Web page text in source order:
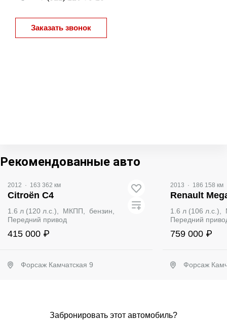
Заказать звонок
Рекомендованные авто
2012 · 163 362 км
Citroën C4
1.6 л (120 л.с.), МКПП, бензин,
Передний привод
415 000 ₽
Форсаж Камчатская 9
2013 · 186 158 км
Renault
1.6 л (106
Передний
759 000 ₽
Форсаж
Забронировать этот автомобиль?